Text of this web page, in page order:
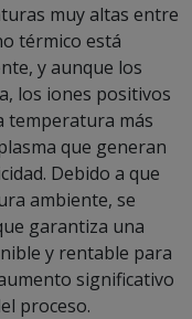
muy altas entre
térmico está
y aunque los
los iones positivos
temperatura más
que generan
Debido a que
ambiente, se
garantiza una
y rentable para
significativo
proceso.